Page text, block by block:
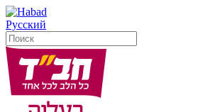
Русский